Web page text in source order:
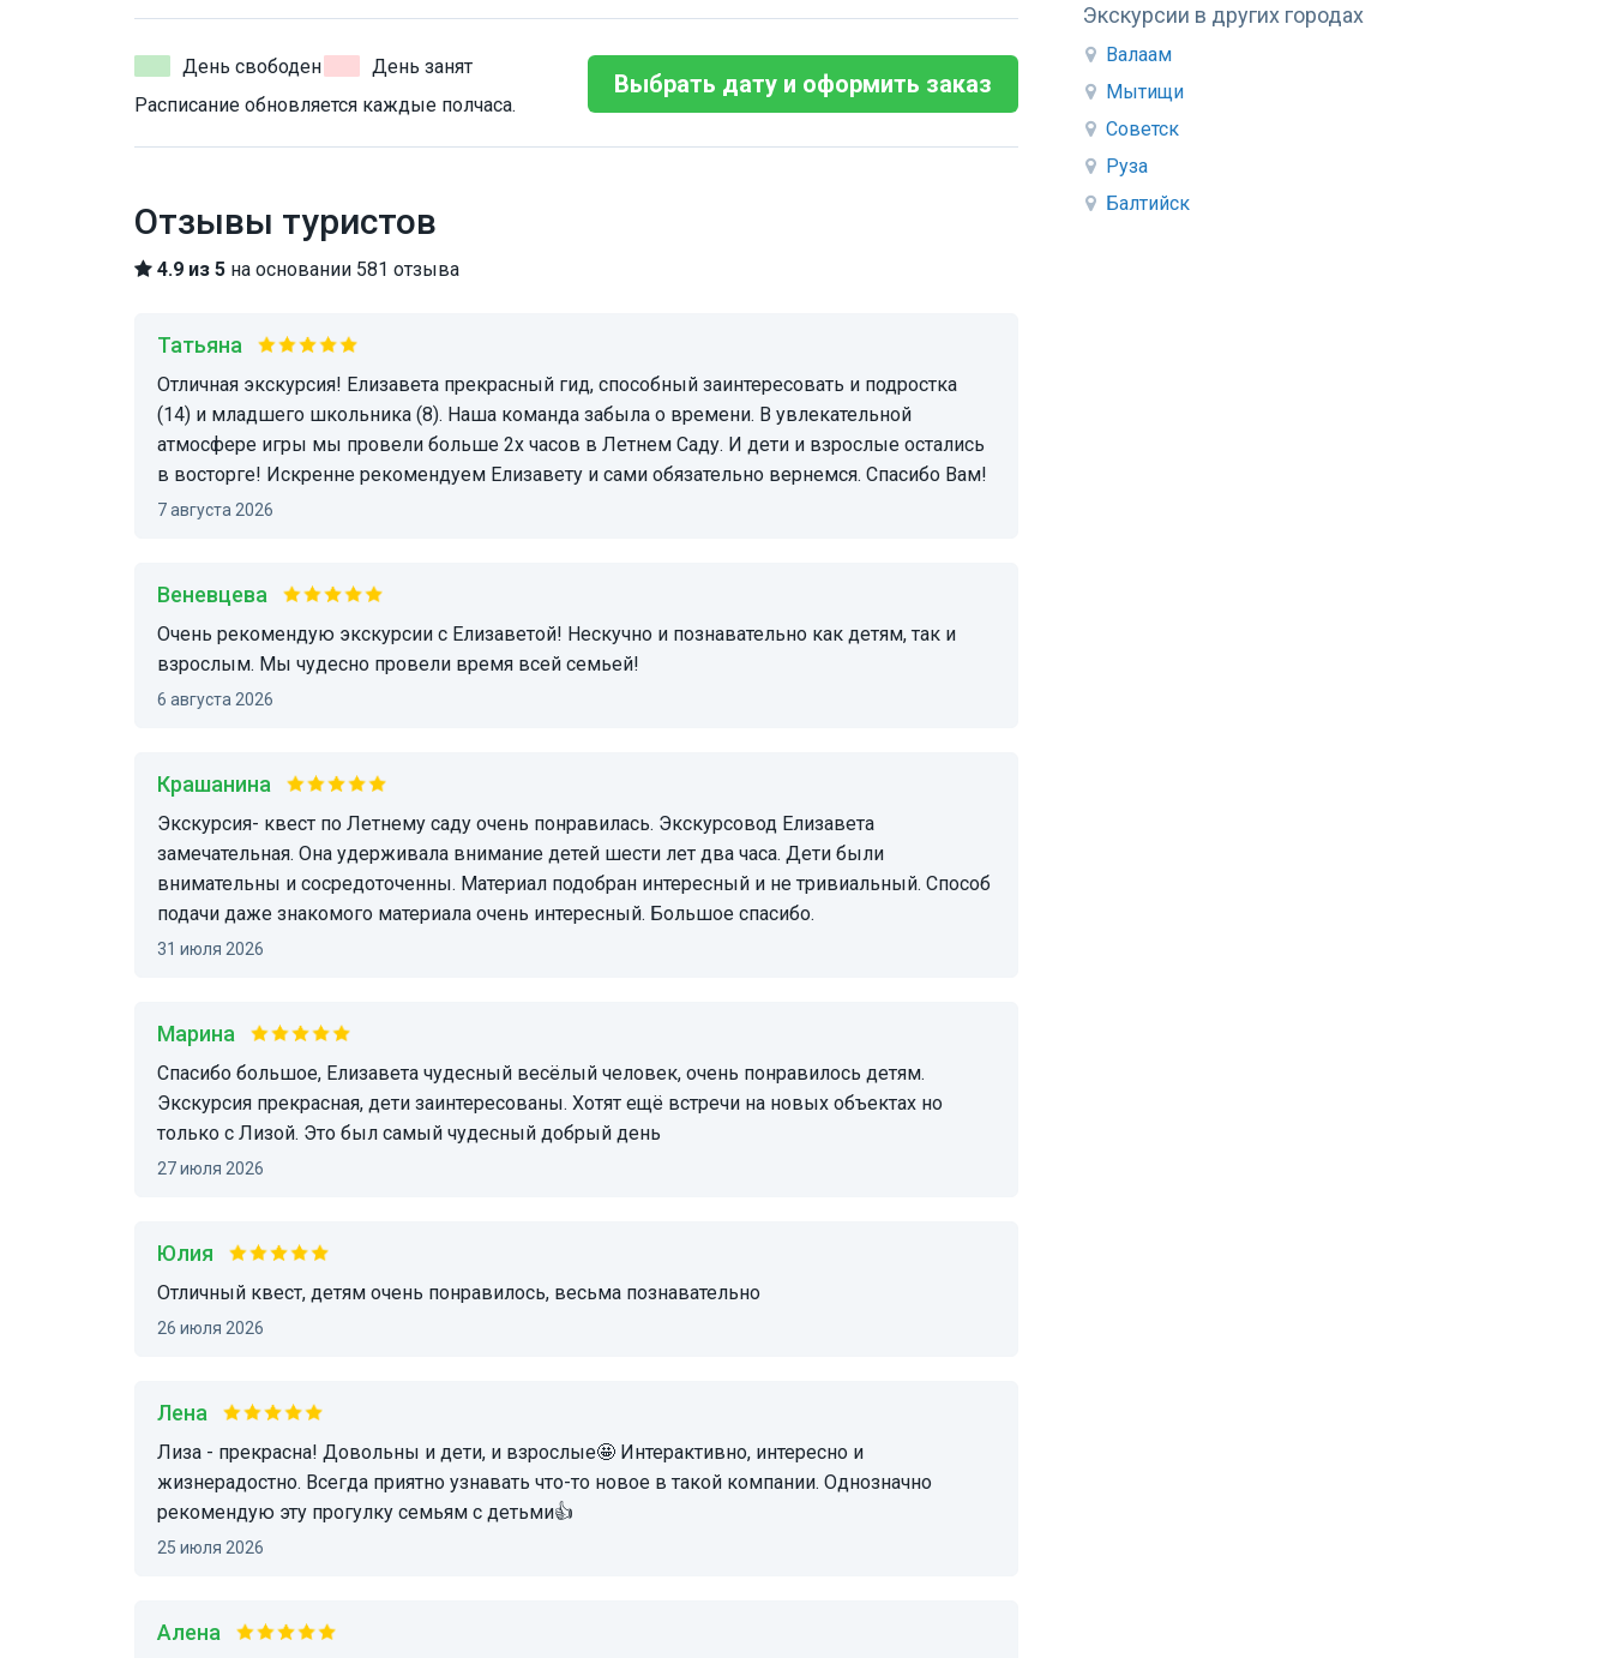
День свободен
День занят
Расписание обновляется каждые полчаса.
Выбрать дату и оформить заказ
Отзывы туристов
4.9 из 5 на основании 581 отзыва
Татьяна
Отличная экскурсия! Елизавета прекрасный гид, способный заинтересовать и подростка
(14) и младшего школьника (8). Наша команда забыла о времени. В увлекательной
атмосфере игры мы провели больше 2х часов в Летнем Саду. И дети и взрослые остались
в восторге! Искренне рекомендуем Елизавету и сами обязательно вернемся. Спасибо Вам!
7 августа 2026
Веневцева
Очень рекомендую экскурсии с Елизаветой! Нескучно и познавательно как детям, так и
взрослым. Мы чудесно провели время всей семьей!
6 августа 2026
Крашанина
Экскурсия- квест по Летнему саду очень понравилась. Экскурсовод Елизавета
замечательная. Она удерживала внимание детей шести лет два часа. Дети были
внимательны и сосредоточенны. Материал подобран интересный и не тривиальный. Способ
подачи даже знакомого материала очень интересный. Большое спасибо.
31 июля 2026
марина
Спасибо большое, Елизавета чудесный весёлый человек, очень понравилось детям.
Экскурсия прекрасная, дети заинтересованы. Хотят ещё встречи на новых объектах но
только с Лизой. Это был самый чудесный добрый день
27 июля 2026
Юлия
Отличный квест, детям очень понравилось, весьма познавательно
26 июля 2026
Лена
Лиза - прекрасна! Довольны и дети, и взрослые🤩 Интерактивно, интересно и
жизнерадостно. Всегда приятно узнавать что-то новое в такой компании. Однозначно
рекомендую эту прогулку семьям с детьми👍
25 июля 2026
Алена
Экскурсии в других городах
Валаам
Мытищи
Советск
Руза
Балтийск